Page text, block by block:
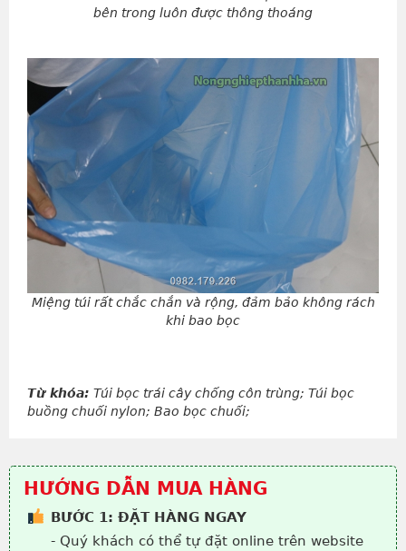
bên trong luôn được thông thoáng
Miệng túi rất chắc chắn và rộng, đảm bảo không rách
khi bao bọc
Từ khóa: Túi bọc trái cây chống côn trùng; Túi bọc
buồng chuối nylon; Bao bọc chuối;
HƯỚNG DẪN MUA HÀNG
BƯỚC 1: ĐẶT HÀNG NGAY
- Quý khách có thể tự đặt online trên website